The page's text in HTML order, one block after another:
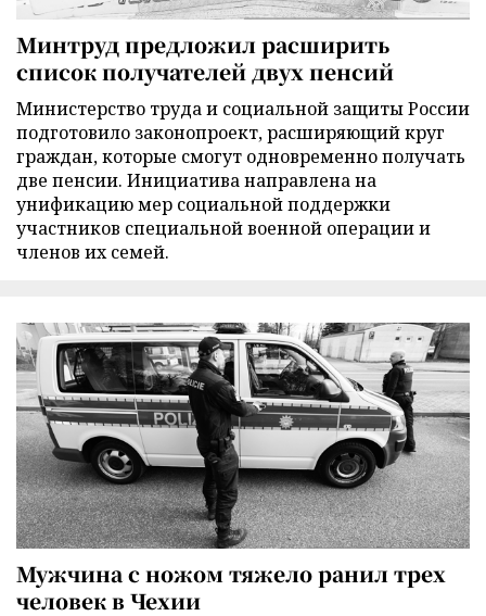
Минтруд предложил расширить
список получателей двух пенсий
Министерство труда и социальной защиты России
подготовило законопроект, расширяющий круг
граждан, которые смогут одновременно получать
две пенсии. Инициатива направлена на
унификацию мер социальной поддержки
участников специальной военной операции и
членов их семей.
Мужчина с ножом тяжело ранил трех
человек в Чехии